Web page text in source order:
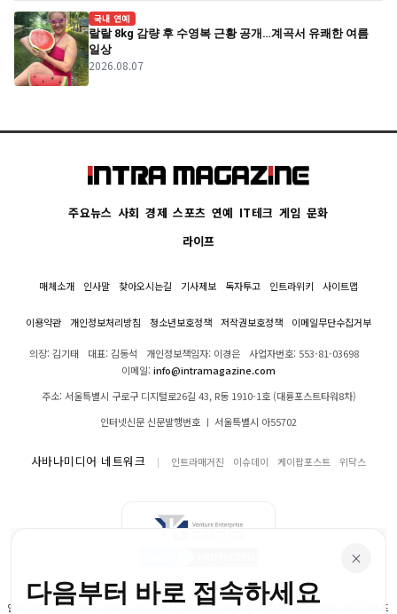
국내 연예
랄랄 8kg 감량 후 수영복 근황 공개…계곡서 유쾌한 여름
일상
2026.08.07
주요뉴스 사회 경제 스포츠 연예 IT테크 게임 문화
라이프
매체소개 인사말 찾아오시는길 기사제보 독자투고 인트라위키 사이트맵
이용약관 개인정보처리방침 청소년보호정책 저작권보호정책 이메일무단수집거부
의장: 김기태 대표: 김동석 개인정보책임자: 이경은
사업자번호: 553-81-03698
이메일:info@intramagazine.com
주소: 서울특별시 구로구 디지털로26길 43, R동 1910-1호 (대륭포스트타워8차)
인터넷신문 신문발행번호 ㅣ 서울특별시 아55702
사바나미디어 네트워크 인트라매거진 이슈데이 케이팝포스트 위닥스
인트라매거진의 모든 콘텐츠(기사)는 저작권법의 보호를 받으며, 무단 전재, 복사, 배포
×
다음부터 바로 접속하세요